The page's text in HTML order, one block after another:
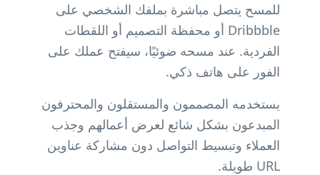
للمسح يتصل مباشرة بملفك الشخصي على
Dribbble أو محفظة التصميم أو اللقطات
الفردية. عند مسحه ضوئيًا، سيفتح عملك على
الفور على هاتف ذكي.
يستخدمه المصممون والمستقلون والمحترفون
المبدعون بشكل شائع لعرض أعمالهم وجذب
العملاء وتبسيط التواصل دون مشاركة عناوين
URL طويلة.